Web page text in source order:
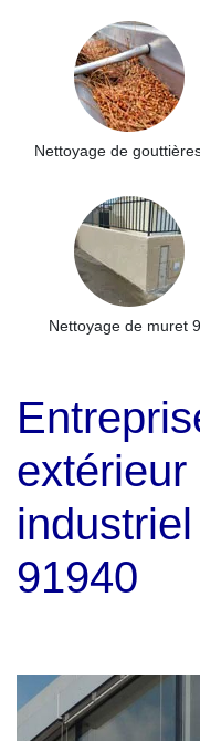
Nettoyage de
Nettoyage de muret
91940